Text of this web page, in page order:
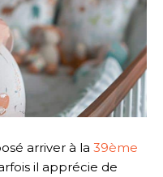
arriver à la 39ème
il apprécie de